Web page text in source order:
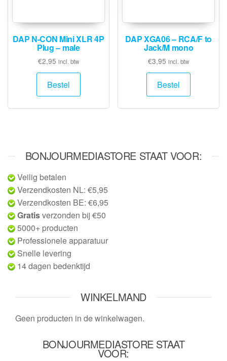
DAP N-CON Mini XLR 4P
Plug – male
€2,95 incl. btw
Bestel
DAP XGA06 – RCA/F to
Jack/M mono
€3,95 incl. btw
Bestel
BONJOURMEDIASTORE STAAT VOOR:
Veilig betalen
Verzendkosten NL: €5,95
Verzendkosten BE: €6,95
Gratisverzonden bij €50
5000+ producten
Professionele apparatuur
Snelle levering
14 dagen bedenktijd
WINKELMAND
Geen producten in de winkelwagen.
BONJOURMEDIASTORE STAAT
VOOR: